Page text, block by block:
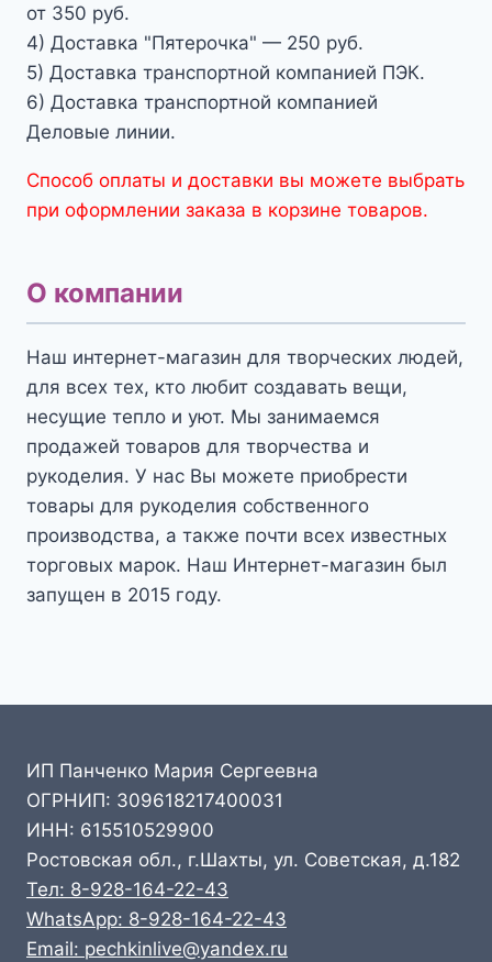
от 350 руб.
4) Доставка "Пятерочка" — 250 руб.
5) Доставка транспортной компанией ПЭК.
6) Доставка транспортной компанией
Деловые линии.
Способ оплаты и доставки вы можете выбрать
при оформлении заказа в корзине товаров.
О компании
Наш интернет-магазин для творческих людей,
для всех тех, кто любит создавать вещи,
несущие тепло и уют. Мы занимаемся
продажей товаров для творчества и
рукоделия. У нас Вы можете приобрести
товары для рукоделия собственного
производства, а также почти всех известных
торговых марок. Наш Интернет-магазин был
запущен в 2015 году.
ИП Панченко Мария Сергеевна
ОГРНИП: 309618217400031
ИНН: 615510529900
Ростовская обл., г.Шахты, ул. Советская, д.182
Тел: 8-928-164-22-43
WhatsApp: 8-928-164-22-43
Email: pechkinlive@yandex.ru